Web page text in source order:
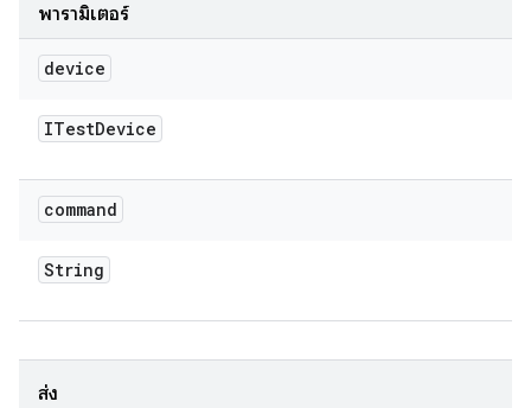
พารามิเตอร์
device
ITestDevice
command
String
ส่ง